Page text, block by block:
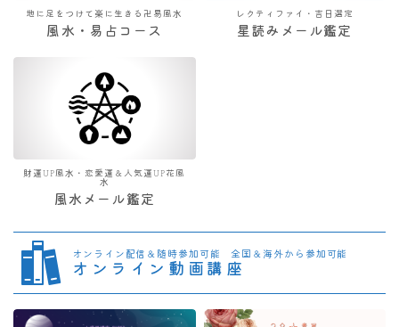
地に足をつけて楽に生きる卍易風水
風水・易占コース
レクティファイ・吉日選定
星読みメール鑑定
財運UP風水・恋愛運＆人気運UP花風
水
風水メール鑑定
オンライン配信＆随時参加可能 全国＆海外から参加可能
オンライン動画講座